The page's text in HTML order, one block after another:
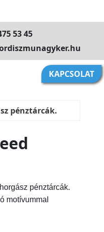
53 45
KAPCSOLAT
pénztárcák.
pénztárcák.
motívummal